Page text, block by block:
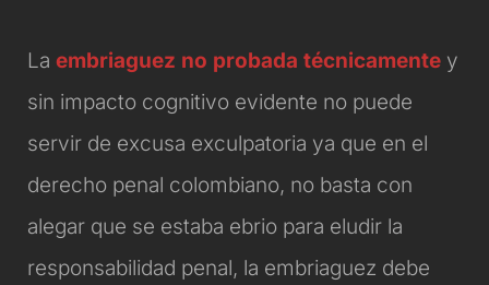
La embriaguez no probada técnicamente y
sin impacto cognitivo evidente no puede
servir de excusa exculpatoria ya que en el
derecho penal colombiano, no basta con
alegar que se estaba ebrio para eludir la
responsabilidad penal, la embriaguez debe